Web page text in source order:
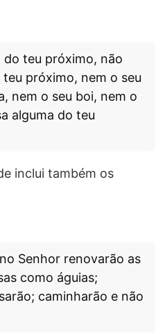
do teu próximo, não
próximo, nem o seu
nem o seu boi, nem o
alguma do teu
inclui também os
Senhor renovarão as
como águias;
caminharão e não